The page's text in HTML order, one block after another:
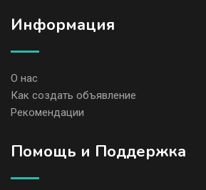
Информация
О нас
Как создать объявление
Рекомендации
Помощь и Поддержка